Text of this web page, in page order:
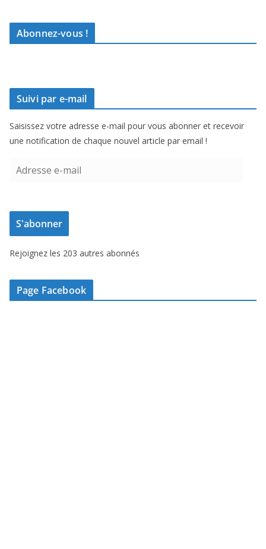
Abonnez-vous !
Suivi par e-mail
Saisissez votre adresse e-mail pour vous abonner et recevoir
une notification de chaque nouvel article par email !
e
s
e
-
m
S'abonner
Rejoignez les 203 autres abonnés
Page Facebook